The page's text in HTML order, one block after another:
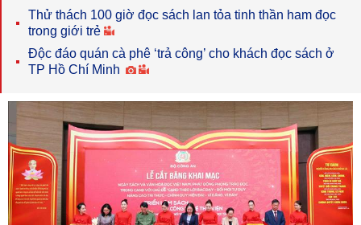
Thử thách 100 giờ đọc sách lan tỏa tinh thần ham đọc
trong giới trẻ
Độc đáo quán cà phê ‘trả công’ cho khách đọc sách ở
TP Hồ Chí Minh